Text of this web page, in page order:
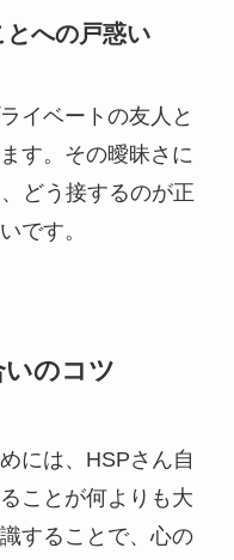
への戸惑い
イベートの友人と
す。その曖昧さに
どう接するのが正
です。
のコツ
には、HSPさん自
ことが何よりも大
することで、心の